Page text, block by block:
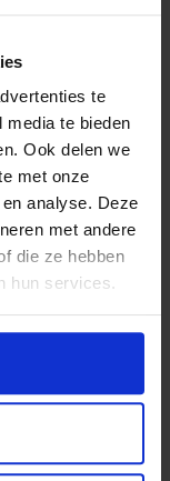
te
te bieden
Ook delen we
met onze
analyse. Deze
met andere
die ze hebben
hun services.
in
om hier
hebben en
bijdrage